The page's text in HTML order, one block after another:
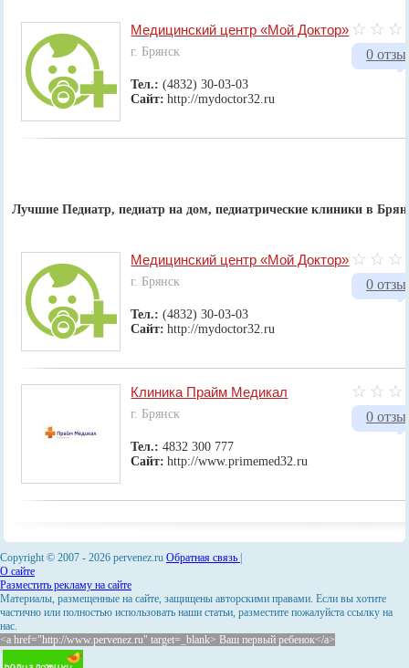
0
Медицинский центр «Мой Доктор»
г. Брянск
Тел.:(4832) 30-03-03
Сайт: http://mydoctor32.ru
Лучшие Педиатр, педиатр на дом, педиатрические клиники в
0
Медицинский центр «Мой Доктор»
г. Брянск
Тел.:(4832) 30-03-03
Сайт: http://mydoctor32.ru
0
Клиника Прайм Медикал
г. Брянск
Тел.:4832 300 777
Сайт: http://www.primemed32.ru
Copyright © 2007 - 2026 pervenez.ru Обратная связь
О сайте
Разместить рекламу на сайте
Материалы, размещенные на сайте, защищены авторскими правами. Если вы хотите
частично или полностью использовать наши статьи, разместите пожалуйста ссылку на
нас.
<a href="http://www.pervenez.ru" target=_blank> Ваш первый ребенок</a>